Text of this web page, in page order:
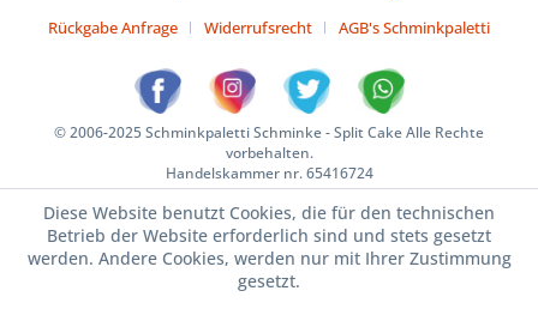
Rückgabe Anfrage
Widerrufsrecht AGB's Schminkpaletti
© 2006-2025 Schminkpaletti Schminke - Split Cake Alle Rechte
vorbehalten.
Handelskammer nr. 65416724
Diese Website benutzt Cookies, die für den technischen
Betrieb der Website erforderlich sind und stets gesetzt
werden. Andere Cookies, werden nur mit Ihrer Zustimmung
gesetzt.